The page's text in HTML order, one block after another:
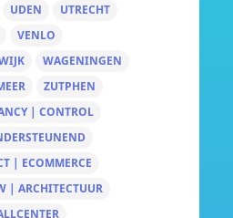
UDEN
UTRECHT
VENLO
WAGENINGEN
ZUTPHEN
| CONTROL
| ECOMMERCE
| ARCHITECTUUR